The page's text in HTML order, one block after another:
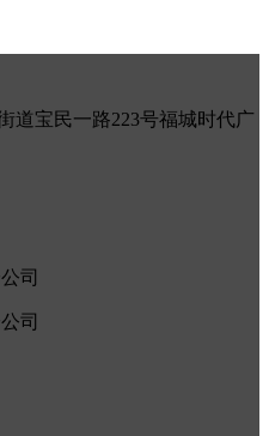
道宝民一路223号福城时代广
司
司